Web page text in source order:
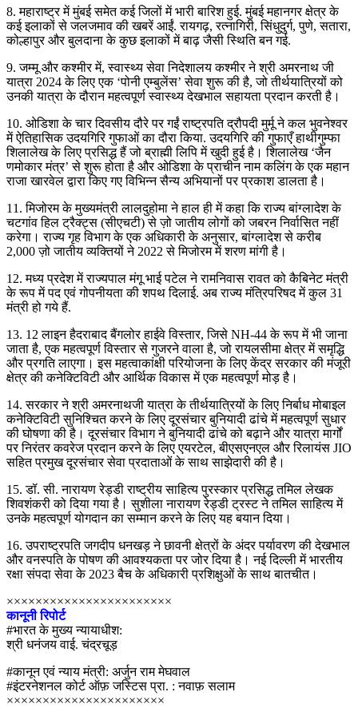
8. महाराष्ट्र में मुंबई समेत कई जिलों में भारी बारिश हुई. मुंबई महानगर क्षेत्र के
कई इलाकों से जलजमाव की खबरें आईं. रायगढ़, रत्नागिरी, सिंधुदुर्ग, पुणे, सतारा,
कोल्हापुर और बुलदाना के कुछ इलाकों में बाढ़ जैसी स्थिति बन गई.
9. जम्मू और कश्मीर में, स्वास्थ्य सेवा निदेशालय कश्मीर ने श्री अमरनाथ जी
यात्रा 2024 के लिए एक ‘पोनी एम्बुलेंस’ सेवा शुरू की है, जो तीर्थयात्रियों को
उनकी यात्रा के दौरान महत्वपूर्ण स्वास्थ्य देखभाल सहायता प्रदान करती है।
10. ओडिशा के चार दिवसीय दौरे पर गईं राष्ट्रपति द्रौपदी मुर्मू ने कल भुवनेश्वर
में ऐतिहासिक उदयगिरि गुफाओं का दौरा किया. उदयगिरि की गुफाएँ हाथीगुम्फा
शिलालेख के लिए प्रसिद्ध हैं जो ब्राह्मी लिपि में खुदी हुई है। शिलालेख ‘जैन
णमोकार मंत्र’ से शुरू होता है और ओडिशा के प्राचीन नाम कलिंग के एक महान
राजा खारवेल द्वारा किए गए विभिन्न सैन्य अभियानों पर प्रकाश डालता है।
11. मिजोरम के मुख्यमंत्री लालदुहोमा ने हाल ही में कहा कि राज्य बांग्लादेश के
चटगांव हिल ट्रैक्ट्स (सीएचटी) से ज़ो जातीय लोगों को जबरन निर्वासित नहीं
करेगा। राज्य गृह विभाग के एक अधिकारी के अनुसार, बांग्लादेश से करीब
2,000 ज़ो जातीय व्यक्तियों ने 2022 से मिजोरम में शरण मांगी है।
12. मध्य प्रदेश में राज्यपाल मंगू भाई पटेल ने रामनिवास रावत को कैबिनेट मंत्री
के रूप में पद एवं गोपनीयता की शपथ दिलाई. अब राज्य मंत्रिपरिषद में कुल 31
मंत्री हो गये हैं.
13. 12 लाइन हैदराबाद बैंगलोर हाईवे विस्तार, जिसे NH-44 के रूप में भी जाना
जाता है, एक महत्वपूर्ण विस्तार से गुजरने वाला है, जो रायलसीमा क्षेत्र में समृद्धि
और प्रगति लाएगा। इस महत्वाकांक्षी परियोजना के लिए केंद्र सरकार की मंजूरी
क्षेत्र की कनेक्टिविटी और आर्थिक विकास में एक महत्वपूर्ण मोड़ है।
14. सरकार ने श्री अमरनाथजी यात्रा के तीर्थयात्रियों के लिए निर्बाध मोबाइल
कनेक्टिविटी सुनिश्चित करने के लिए दूरसंचार बुनियादी ढांचे में महत्वपूर्ण सुधार
की घोषणा की है। दूरसंचार विभाग ने बुनियादी ढांचे को बढ़ाने और यात्रा मार्गों
पर निरंतर कवरेज प्रदान करने के लिए एयरटेल, बीएसएनएल और रिलायंस JIO
सहित प्रमुख दूरसंचार सेवा प्रदाताओं के साथ साझेदारी की है।
15. डॉ. सी. नारायण रेड्डी राष्ट्रीय साहित्य पुरस्कार प्रसिद्ध तमिल लेखक
शिवशंकरी को दिया गया है। सुशीला नारायण रेड्डी ट्रस्ट ने तमिल साहित्य में
उनके महत्वपूर्ण योगदान का सम्मान करने के लिए यह बयान दिया।
16. उपराष्ट्रपति जगदीप धनखड़ ने छावनी क्षेत्रों के अंदर पर्यावरण की देखभाल
और वनस्पति के पोषण की आवश्यकता पर जोर दिया है। नई दिल्ली में भारतीय
रक्षा संपदा सेवा के 2023 बैच के अधिकारी प्रशिक्षुओं के साथ बातचीत।
×××××××××××××××××××××××
कानूनी रिपोर्ट
#भारत के मुख्य न्यायाधीश:
श्री धनंजय वाई. चंद्रचूड़
#कानून एवं न्याय मंत्री: अर्जुन राम मेघवाल
#इंटरनेशनल कोर्ट ऑफ़ जस्टिस प्रा. : नवाफ़ सलाम
××××××××××××××××××××××